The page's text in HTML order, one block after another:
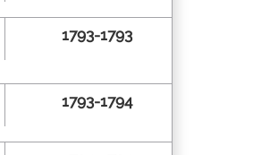
1793-1793
1793-1794